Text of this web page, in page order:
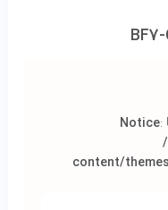
Notice:
content/